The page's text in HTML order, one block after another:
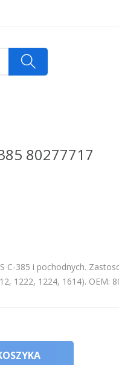
80277717
C-385 i pochodnych.
1222, 1224, 1614). OEM: